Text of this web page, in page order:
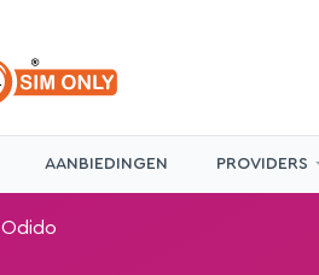
AANBIEDINGEN PROVIDERS
Odido